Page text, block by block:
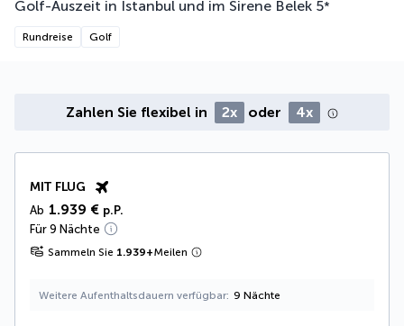
Golf-Auszeit in Istanbul und im Sirene Belek 5*
Rundreise Golf
Zahlen Sie flexibel in 2x oder 4x
MIT FLUG
Ab 1.939 € p.P.
Für 9 Nächte
Sammeln Sie 1.939+Meilen
Weitere Aufenthaltsdauern verfügbar 9 Nächte